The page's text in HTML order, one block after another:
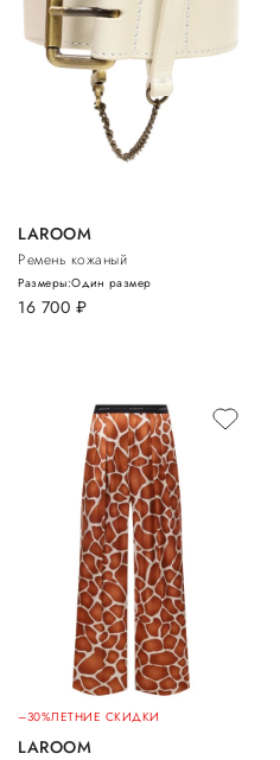
LAROOM
Ремень кожаный
16 700 руб.
Размеры:Один размер
–30%ЛЕТНИЕ СКИДКИ
LAROOM